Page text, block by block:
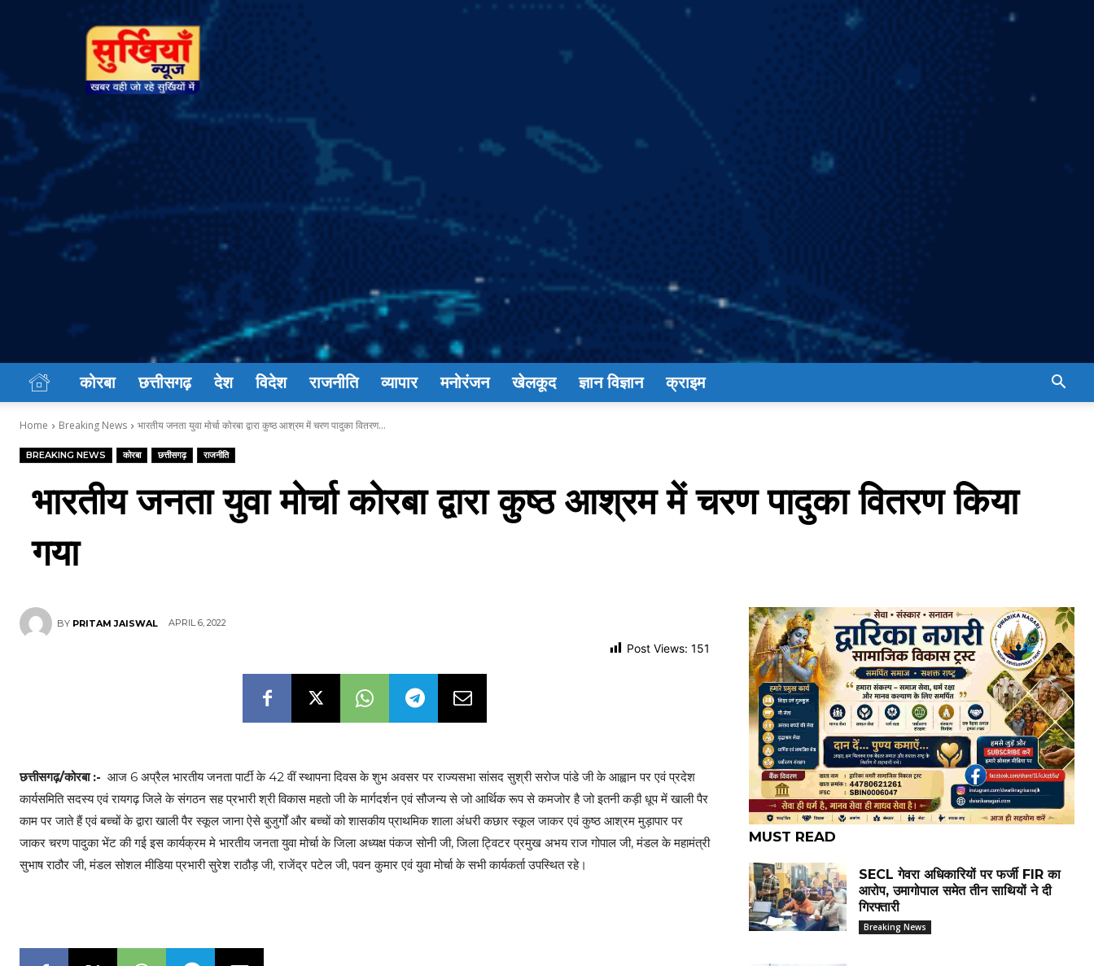
सुर्खियां
न्यूज़
कोरबा छत्तीसगढ़ देश विदेश राजनीति व्यापार मनोरंजन खेलकूद ज्ञान विज्ञान क्राइम
Home Breaking News भारतीय जनता युवा मोर्चा कोरबा द्वारा कुष्ठ आश्रम में चरण पादुका वितरण...
BREAKING NEWS कोरबा छत्तीसगढ़ राजनीति
भारतीय जनता युवा मोर्चा कोरबा द्वारा कुष्ठ आश्रम में चरण पादुका वितरण किया
गया
BY PRITAM JAISWAL APRIL 6, 2022
Post Views: 151
छत्तीसगढ़/कोरबा :- आज 6 अप्रैल भारतीय जनता पार्टी के 42 वीं स्थापना दिवस के शुभ अवसर पर राज्यसभा सांसद सुश्री सरोज पांडे जी के आह्वान पर एवं प्रदेश
कार्यसमिति सदस्य एवं रायगढ़ जिले के संगठन सह प्रभारी श्री विकास महतो जी के मार्गदर्शन एवं सौजन्य से जो आर्थिक रूप से कमजोर है जो इतनी कड़ी धूप में खाली पैर
काम पर जाते हैं एवं बच्चों के द्वारा खाली पैर स्कूल जाना ऐसे बुजुर्गों और बच्चों को शासकीय प्राथमिक शाला अंधरी कछार स्कूल जाकर एवं कुष्ठ आश्रम मुड़ापार पर
जाकर चरण पादुका भेंट की गई इस कार्यक्रम मे भारतीय जनता युवा मोर्चा के जिला अध्यक्ष पंकज सोनी जी, जिला ट्विटर प्रमुख अभय राज गोपाल जी, मंडल के महामंत्री
सुभाष राठौर जी, मंडल सोशल मीडिया प्रभारी सुरेश राठौड़ जी, राजेंद्र पटेल जी, पवन कुमार एवं युवा मोर्चा के सभी कार्यकर्ता उपस्थित रहे।
MUST READ
SECL गेवरा अधिकारियों पर फर्जी FIR का
आरोप, उमागोपाल समेत तीन साथियों ने दी
गिरफ्तारी
Breaking News